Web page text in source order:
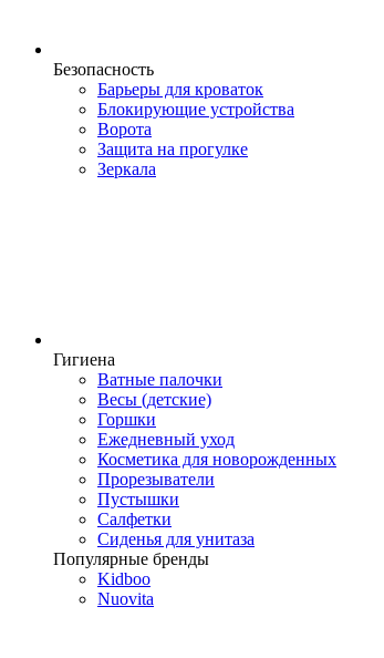
Безопасность
Барьеры для кроваток
Блокирующие устройства
Ворота
Защита на прогулке
Зеркала
Гигиена
Ватные палочки
Весы (детские)
Горшки
Ежедневный уход
Косметика для новорожденных
Прорезыватели
Пустышки
Салфетки
Сиденья для унитаза
Популярные бренды
Kidboo
Nuovita